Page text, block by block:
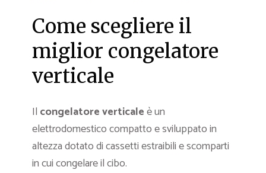
Come scegliere il
miglior congelatore
verticale
Il congelatore verticaleè un
elettrodomestico compatto e sviluppato in
altezza dotato di cassetti estraibili e scomparti
in cui congelare il cibo.